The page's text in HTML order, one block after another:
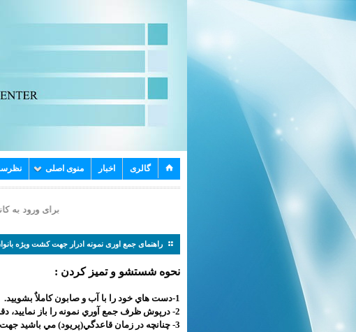
⌂ گالری اخبار منوی اصلی
برای ورود به
⚏ راهنمای جمع اوری نمونه ادرار جهت کشت ویژه
نحوه شستشو و تميز كردن :
1-دست هاي خود را با آب و صابون كاملاٌ بشوييد.
2- درپوش ظرف جمع آوري نمونه را باز نماييد، دقت شود كه داخل ظرف و درپوش آن آلوده نشود.
3- چنانچه در زمان قاعدگي(پريود) مي باشيد جهت جلوگيري از جريان خون از يك تامپون مخصوص كه از قبل تهيه استفاده نماييد.